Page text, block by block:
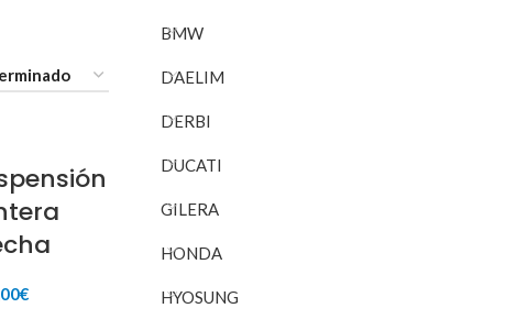
BMW
DAELIM
DERBI
DUCATI
GILERA
HONDA
HYOSUNG
€